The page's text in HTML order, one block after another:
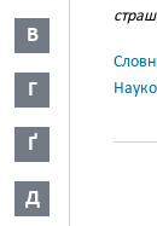
В
Г
Ґ
Д